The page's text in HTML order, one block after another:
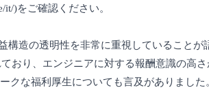
)をご確認ください。
造の透明性を非常に重視していることが
おり、エンジニアに対する報酬意識の高さ
な福利厚生についても言及がありました